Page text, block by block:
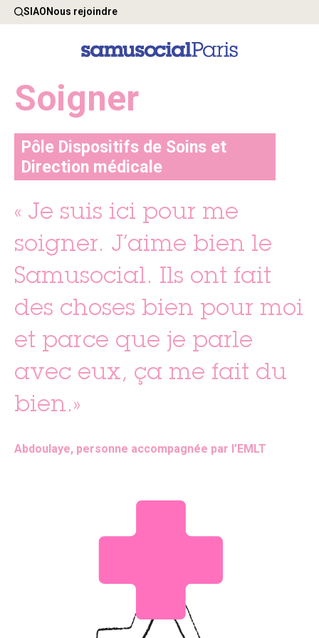
SIAONous rejoindre
Soigner
Pôle Dispositifs de Soins et
Direction médicale
« Je suis ici pour me
soigner. J’aime bien le
Samusocial. Ils ont fait
des choses bien pour moi
et parce que je parle
avec eux, ça me fait du
bien.»
Abdoulaye, personne accompagnée par l’EMLT